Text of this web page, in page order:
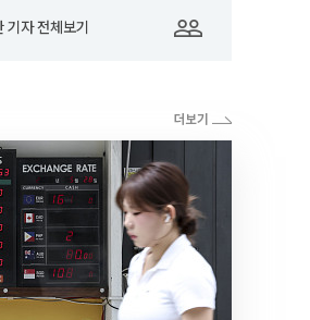
기자 전체보기